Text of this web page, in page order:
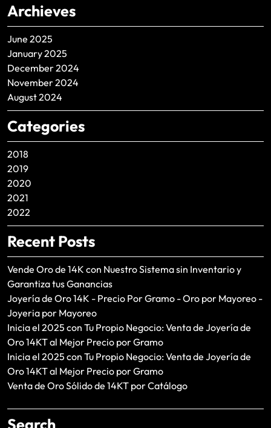
Archieves
June 2025
January 2025
December 2024
November 2024
August 2024
Categories
2018
2019
2020
2021
2022
Recent Posts
Vende Oro de 14K con Nuestro Sistema sin Inventario y
Garantiza tus Ganancias
Joyería de Oro 14K - Precio Por Gramo - Oro por Mayoreo -
Joyeria por Mayoreo
Inicia el 2025 con Tu Propio Negocio: Venta de Joyería de
Oro 14KT al Mejor Precio por Gramo
Inicia el 2025 con Tu Propio Negocio: Venta de Joyería de
Oro 14KT al Mejor Precio por Gramo
Venta de Oro Sólido de 14KT por Catálogo
Search